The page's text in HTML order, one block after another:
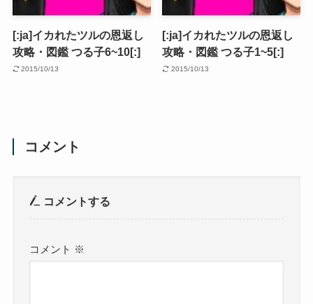
[:ja]イカれたツルの恩返し
攻略・図鑑 つる子6~10[:]
2015/10/13
[:ja]イカれたツルの恩返し
攻略・図鑑 つる子1~5[:]
2015/10/13
コメント
コメントする
コメント ※